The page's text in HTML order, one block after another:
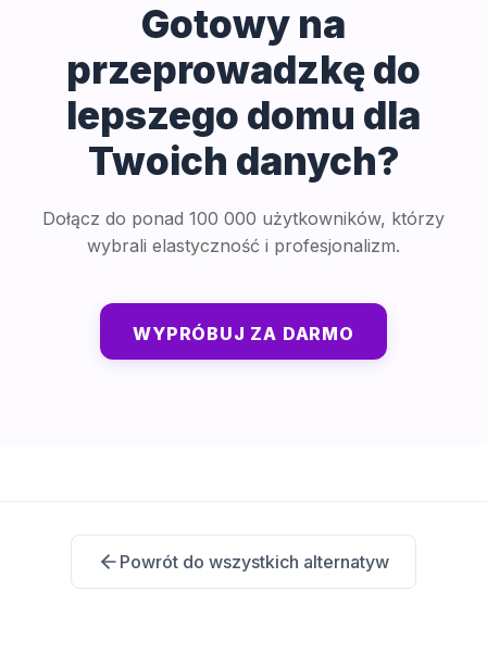
Gotowy na
przeprowadzkę do
lepszego domu dla
Twoich danych?
Dołącz do ponad 100 000 użytkowników, którzy
wybrali elastyczność i profesjonalizm.
WYPRÓBUJ ZA DARMO
Powrót do wszystkich alternatyw